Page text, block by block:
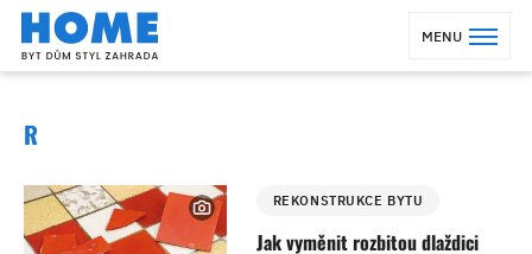
MENU
R
REKONSTRUKCE BYTU
Jak vyměnit rozbitou dlaždici